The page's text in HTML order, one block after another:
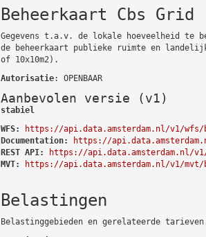
Beheerkaart Cbs Grid
Gegevens t.a.v. de lokale hoeveelheid te
de beheerkaart publieke ruimte en landelijk
of 10x10m2).
Autorisatie: OPENBAAR
Aanbevolen versie (v1)
stabiel
WFS:
https://api.data.amsterdam.nl/v1/wfs/
Documentation:
https://
REST API:
https://api.data.amsterdam.nl/
MVT:
https://api.data.amsterdam.nl/v1/mvt/
Belastingen
Belastinggebieden en gerelateerde